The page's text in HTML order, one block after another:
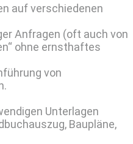
auf verschiedenen
Anfragen (oft auch von
ohne ernsthaftes
von
Unterlagen
Baupläne,